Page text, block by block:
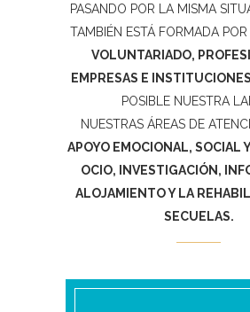
PASANDO POR LA MISMA
TAMBIÉN ESTÁ FORMADA POR
VOLUNTARIADO,
EMPRESAS E INSTITUCIONES
POSIBLE NUESTRA
NUESTRAS ÁREAS DE
APOYO EMOCIONAL, SOCIAL
OCIO, INVESTIGACIÓN,
ALOJAMIENTO Y LA
SECUELAS.